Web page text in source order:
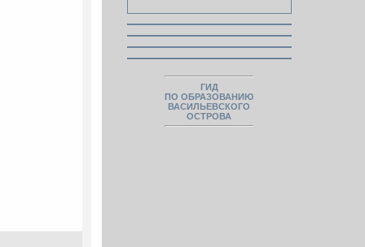
ГИД
ПО ОБРАЗОВАНИЮ
ВАСИЛЬЕВСКОГО
ОСТРОВА